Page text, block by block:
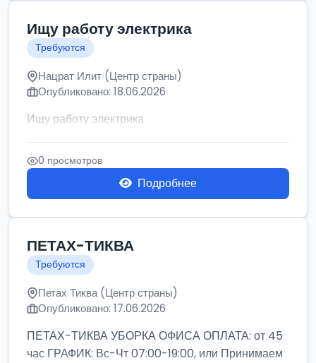
Ищу работу электрика
Требуются
Нацрат Илит (Центр страны)
Опубликовано: 18.06.2026
Ищу работу электрика
0 просмотров
Подробнее
ПЕТАХ-ТИКВА
Требуются
Петах Тиква (Центр страны)
Опубликовано: 17.06.2026
ПЕТАХ-ТИКВА УБОРКА ОФИСА ОПЛАТА: от 45
час ГРАФИК: Вс-Чт 07:00-19:00, или Принимаем